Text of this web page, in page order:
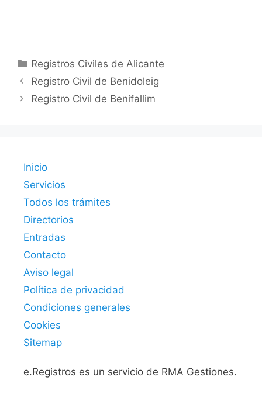
Categorías
Registros Civiles de Alicante
Registro Civil de Benidoleig
Registro Civil de Benifallim
Inicio
Servicios
Todos los trámites
Directorios
Entradas
Contacto
Aviso legal
Política de privacidad
Condiciones generales
Cookies
Sitemap
e.Registros es un servicio de RMA Gestiones.